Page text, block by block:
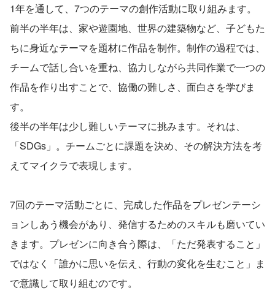
1年を通して、7つのテーマの創作活動に取り組みます。
前半の半年は、家や遊園地、世界の建築物など、子どもた
ちに身近なテーマを題材に作品を制作。制作の過程では、
チームで話し合いを重ね、協力しながら共同作業で一つの
作品を作り出すことで、協働の難しさ、面白さを学びま
す。
後半の半年は少し難しいテーマに挑みます。それは、
「SDGs」。チームごとに課題を決め、その解決方法を考
えてマイクラで表現します。
7回のテーマ活動ごとに、完成した作品をプレゼンテーシ
ョンしあう機会があり、発信するためのスキルも磨いてい
きます。プレゼンに向き合う際は、「ただ発表すること」
ではなく「誰かに思いを伝え、行動の変化を生むこと」ま
で意識して取り組むのです。